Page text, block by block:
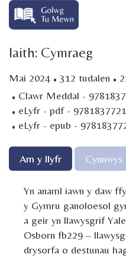
Iaith: Cymraeg
Mai 2024 · 312 tudalen ·
· Clawr Meddal -
· eLyfr - pdf -
· eLyfr - epub -
Am y llyfr Cynnwys
Yn anaml iawn y daw
y Gymru ganoloesol
a geir yn llawysgrif
Osborn fb229 –
drysorfa o destunau